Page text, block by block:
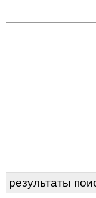
——————
результаты